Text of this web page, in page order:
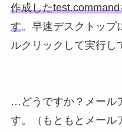
作成した
す。早速デスクトップ
ルクリックして実行し
…どうですか？メール
す。（もともとメール